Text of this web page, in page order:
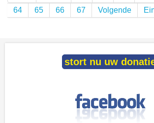
64 65 66 67 Volgende
stort nu uw